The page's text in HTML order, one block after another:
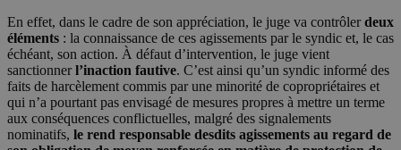
En effet, dans le cadre de son appréciation, le juge va contrôlerdeux
éléments : la connaissance de ces agissements par le syndic et, le cas
échéant, son action. À défaut d’intervention, le juge vient
sanctionnerl’inaction fautive. C’est ainsi qu’un syndic informé des
faits de harcèlement commis par une minorité de copropriétaires et
qui n’a pourtant pas envisagé de mesures propres à mettre un terme
aux conséquences conflictuelles, malgré des signalements
nominatifs, le rend responsable desdits agissements au regard de